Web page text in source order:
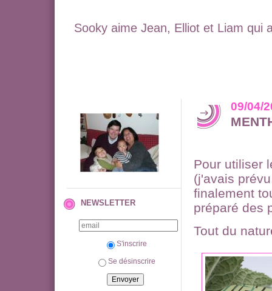
Sooky aime Jean, Elliot et Liam qui
NEWSLETTER
S'inscrire
Se désinscrire
09/04/
Pour utiliser
(j'avais
finalement
préparé des
Tout du